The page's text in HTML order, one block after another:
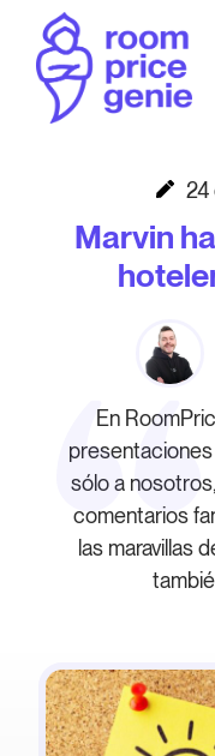
24
Marvin
En
sólo a
comentarios
las maravillas